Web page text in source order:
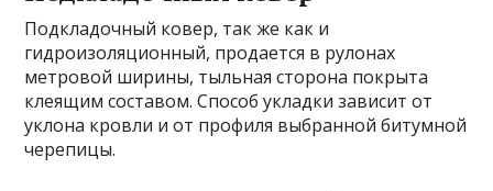
Подкладочный ковер, так же как и
гидроизоляционный, продается в рулонах
метровой ширины, тыльная сторона покрыта
клеящим составом. Способ укладки зависит от
уклона кровли и от профиля выбранной битумной
черепицы.